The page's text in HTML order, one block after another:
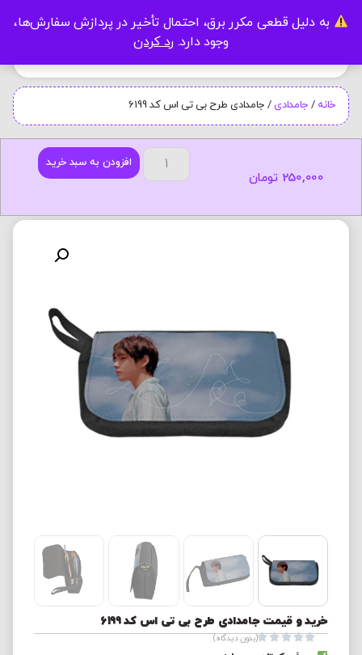
به دلیل قطعی مکرر برق، احتمال تأخیر در پردازش سفارش‌ها،
وجود دارد. رد کردن
خانه / جامدادی / جامدادی طرح بی تی اس کد 6199
افزودن به سبد خرید
250,000 تومان
خرید و قیمت جامدادی طرح بی تی اس کد 6199




(بدون دیدگاه)